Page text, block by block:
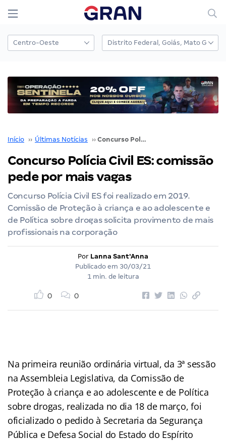
Início ›› Últimas Notícias ›› Concurso Polícia Civil ES: comissão pede por mais vagas
Concurso Polícia Civil ES: comissão
pede por mais vagas
Concurso Polícia Civil ES foi realizado em 2019.
Comissão de Proteção à criança e ao adolescente e
de Política sobre drogas solicita provimento de mais
profissionais na corporação
Por Lanna Sant'Anna
Publicado em 30/03/21
1 min. de leitura
0 0
Na primeira reunião ordinária virtual, da 3ª sessão
na Assembleia Legislativa, da Comissão de
Proteção à criança e ao adolescente e de Política
sobre drogas, realizada no dia 18 de março, foi
oficializado o pedido à Secretaria da Segurança
Pública e Defesa Social do Estado do Espírito